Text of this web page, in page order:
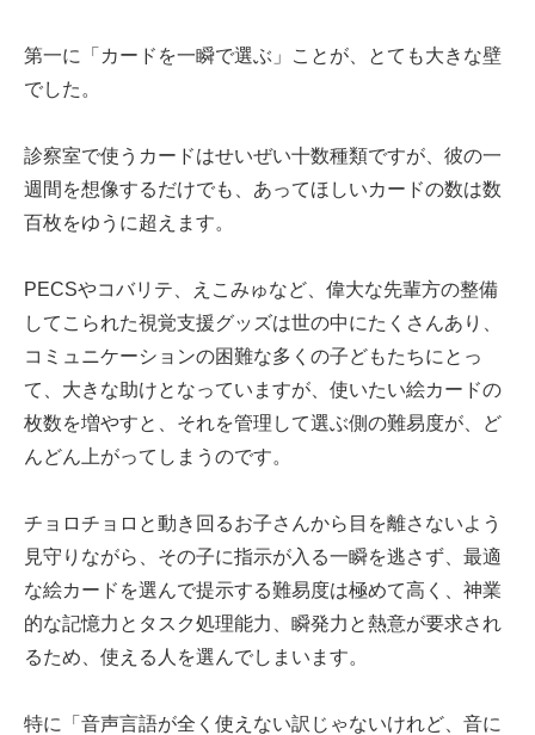
第一に「カードを一瞬で選ぶ」ことが、とても大きな壁
でした。
診察室で使うカードはせいぜい十数種類ですが、彼の一
週間を想像するだけでも、あってほしいカードの数は数
百枚をゆうに超えます。
PECSやコバリテ、えこみゅなど、偉大な先輩方の整備
してこられた視覚支援グッズは世の中にたくさんあり、
コミュニケーションの困難な多くの子どもたちにとっ
て、大きな助けとなっていますが、使いたい絵カードの
枚数を増やすと、それを管理して選ぶ側の難易度が、ど
んどん上がってしまうのです。
チョロチョロと動き回るお子さんから目を離さないよう
見守りながら、その子に指示が入る一瞬を逃さず、最適
な絵カードを選んで提示する難易度は極めて高く、神業
的な記憶力とタスク処理能力、瞬発力と熱意が要求され
るため、使える人を選んでしまいます。
特に「音声言語が全く使えない訳じゃないけれど、音に